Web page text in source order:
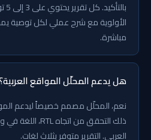
الأولوية مع شرح عملي لكل توصية
مباشرة.
هل يدعم المحلّل المواقع
نعم، المحلّل مصمم خصيصاً ليدعم
العربي. التقرير متوفر بثلاث لغات.